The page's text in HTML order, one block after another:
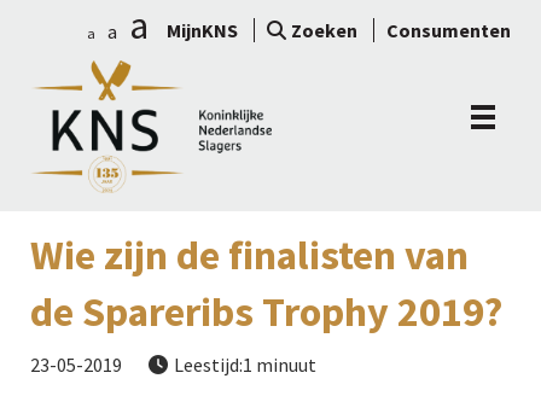
a a a MijnKNS Zoeken Consumenten
Wie zijn de finalisten van
de Spareribs Trophy 2019?
23-05-2019  Leestijd:1 minuut